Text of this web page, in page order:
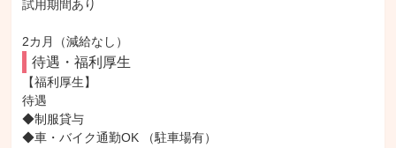
試用期間あり
2カ月（減給なし）
待遇・福利厚生
【福利厚生】
待遇
◆制服貸与
◆車・バイク通勤OK （駐車場有）